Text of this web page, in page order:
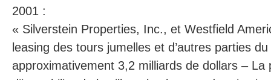
2001 :
« Silverstein Properties, Inc., et Westfield
leasing des tours jumelles et d’autres parties
approximativement 3,2 milliards de dollars – La